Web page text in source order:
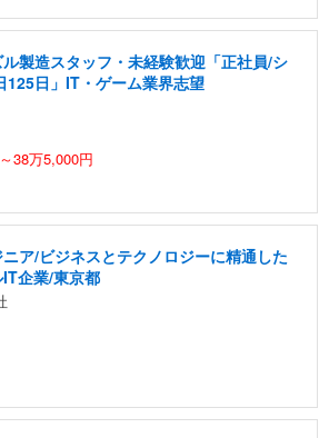
製造スタッフ・未経験歓迎「正社員/シ
125日」IT・ゲーム業界志望
38万5,000円
ア/ビジネスとテクノロジーに精通した
企業/東京都